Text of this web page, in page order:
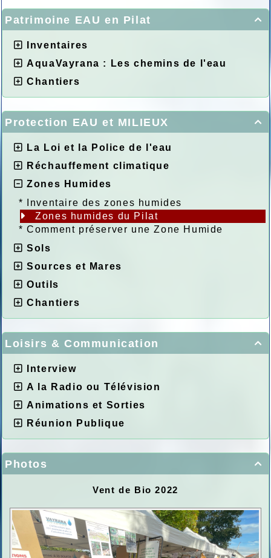

Patrimoine EAU en Pilat
Inventaires
AquaVayrana : Les chemins de l'eau
Chantiers

Protection EAU et MILIEUX
La Loi et la Police de l'eau
Réchauffement climatique
Zones Humides
*
Inventaire des zones humides
Zones humides du Pilat
*Comment préserver une Zone Humide
Sols
Sources et Mares
Outils
Chantiers

Loisirs & Communication
Interview
A la Radio ou Télévision
Animations et Sorties
Réunion Publique

Photos
Vent de Bio 2022